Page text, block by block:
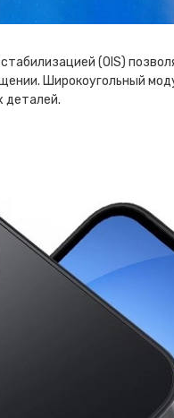
(OIS)
Широкоугольный
деталей.